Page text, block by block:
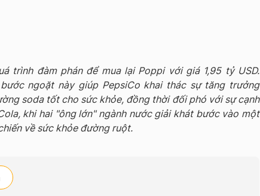
trình đàm phán để mua lại Poppi với giá 1,95 tỷ USD.
ngoặt này giúp PepsiCo khai thác sự tăng trưởng
soda tốt cho sức khỏe, đồng thời đối phó với sự cạnh
khi hai "ông lớn" ngành nước giải khát bước vào một
về sức khỏe đường ruột.